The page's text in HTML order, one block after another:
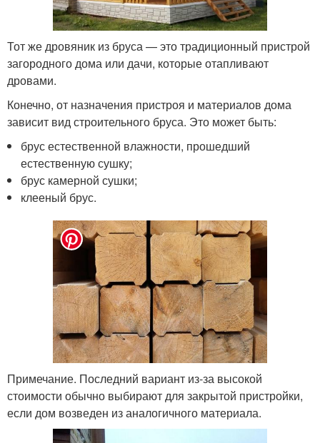
Тот же дровяник из бруса — это традиционный пристрой
загородного дома или дачи, которые отапливают
дровами.
Конечно, от назначения пристроя и материалов дома
зависит вид строительного бруса. Это может быть:
брус естественной влажности, прошедший
естественную сушку;
брус камерной сушки;
клееный брус.
Примечание. Последний вариант из-за высокой
стоимости обычно выбирают для закрытой пристройки,
если дом возведен из аналогичного материала.